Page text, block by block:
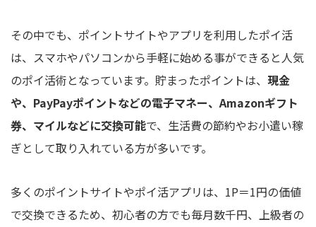
その中でも、ポイントサイトやアプリを利用したポイ活
は、スマホやパソコンから手軽に始める事ができると人気
のポイ活術となっています。貯まったポイントは、 現金
や、PayPayポイントなどの電子マネー、Amazonギフト
券、マイルなどに交換可能で、生活費の節約やお小遣い稼
ぎとして取り入れている方が多いです。
多くのポイントサイトやポイ活アプリは、1P＝1円の価値
で交換できるため、初心者の方でも毎月数千円、上級者の